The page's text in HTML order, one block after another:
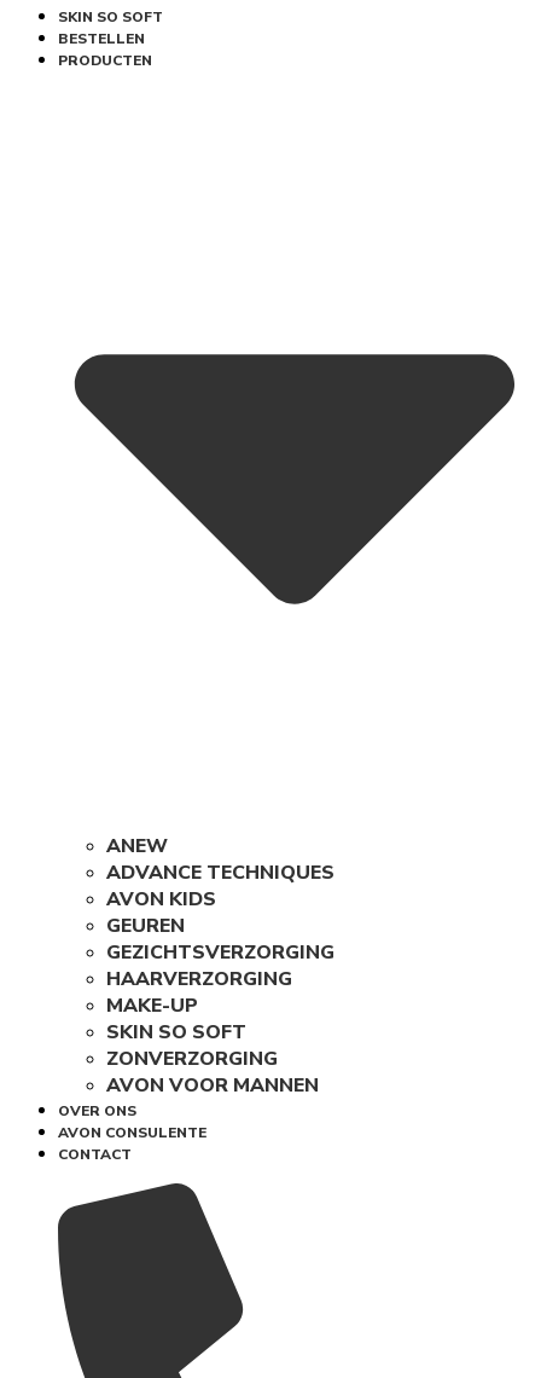
SKIN SO SOFT
BESTELLEN
PRODUCTEN
ANEW
ADVANCE TECHNIQUES
AVON KIDS
GEUREN
GEZICHTSVERZORGING
HAARVERZORGING
MAKE-UP
SKIN SO SOFT
ZONVERZORGING
AVON VOOR MANNEN
OVER ONS
AVON CONSULENTE
CONTACT